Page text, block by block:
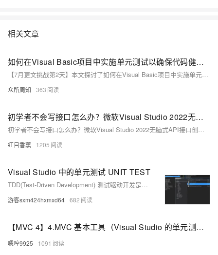
相关文章
如何在Visual Basic项目中实施单元测试以确保代码健壮性
【7月更文挑战第2天】本文探讨了如何在Visual Basic项目中实施单元测试以确保代码健壮性。单元测试基础包括验证代码单元的功能，促进重构和提高代码质量。MSTest、NUnit和xUnit是VB.NET的单元测试工具。遵循TDD原则，保持测试独立，关注单一功能，并确保快速执行。示例展示了如何为`Calculator`类的加法方法编写MSTest。持续集成与自动化测试工具如Jenkins和Azure DevOps辅助测试运行和代码质量检查。单元测试是提升软件质量和开发效率的关键实践，反映了良好的开发文化。
众所周知 363
初学者不会写接口怎么办？微软Visual Studio 2022无脑式API接口创建——Swagger一键导入APIKit快速测试
初学者不会写接口怎么办？微软Visual Studio 2022无脑式API接口创建——Swagger一键导入APIKit快速测试
红目香薰 1205
Visual Studio 中的单元测试 UNIT TEST
TDD(Test-Driven Development) 测试驱动开发是敏捷开发中的一项核心实践和技术，也是一种设计方法论。TDD的原理是在开发功能代码之前，先编写单元测试用例代码，测试代码确定需要编写什么产品代码。单元测试是最基本的测试步骤。位于整个产品开发流程V模型的最底部。
游客sxm424hxmxd64 682
【MVC 4】4.MVC 基本工具（Visual Studio 的单元测试、使用Moq）
嗯哼9925 1091